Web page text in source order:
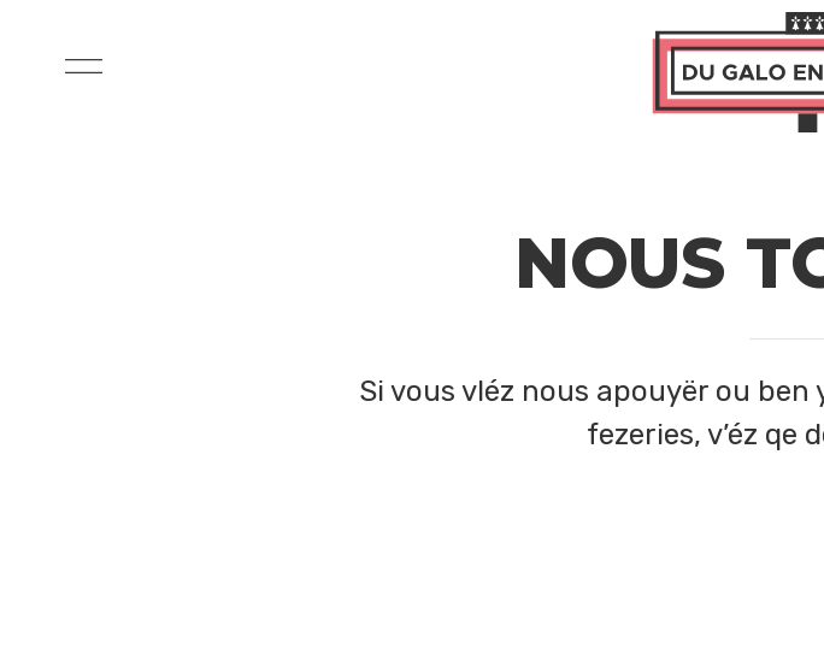
NOUS
Si vous vléz nous apouyër ou
fezeries, v’éz qe